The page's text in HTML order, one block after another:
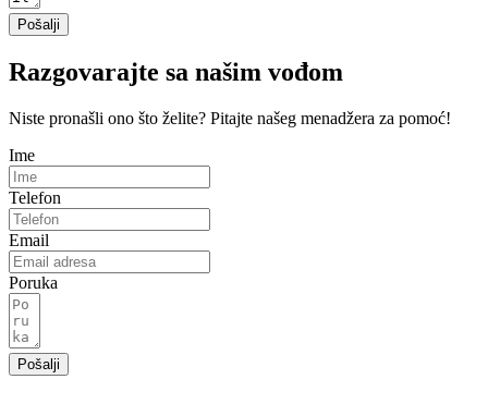
Pošalji
Razgovarajte sa našim vođom
Niste pronašli ono što želite? Pitajte našeg menadžera za pomoć!
Ime
Telefon
Email
Poruka
Pošalji